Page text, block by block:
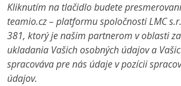
Kliknutím na tlačidlo budete
teamio.cz – platformu spoločnosti LMC
381, ktorý je našim partnerom v oblasti
ukladania Vašich osobných údajov a
spracováva pre nás údaje v pozícii
údajov.